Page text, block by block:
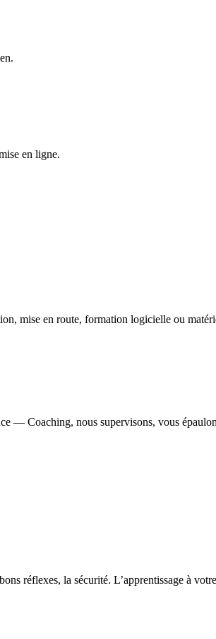
en ligne.
mise en route, formation logicielle ou
— Coaching, nous supervisons, vous
réflexes, la sécurité. L’apprentissage à